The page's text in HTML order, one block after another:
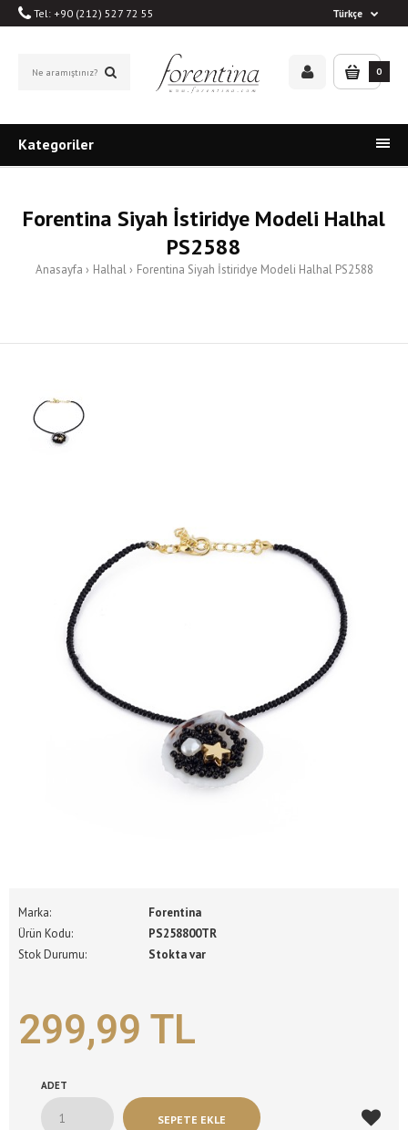
Tel: +90 (212) 527 72 55 Türkçe
0
Kategoriler
Forentina Siyah İstiridye Modeli Halhal
PS2588
Anasayfa Halhal Forentina Siyah İstiridye Modeli Halhal PS2588
Marka:
Forentina
Ürün Kodu:
PS258800TR
Stok Durumu:
Stokta var
299,99 TL
ADET